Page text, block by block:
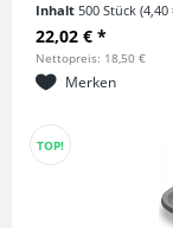
Inhalt500 Stück(4,40
22,02 € *
Nettopreis: 18,50 €
Merken
TOP!